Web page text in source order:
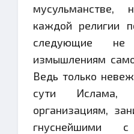
мусульманстве,
каждой религии
следующие
измышлениям
Ведь только
сути Ислама,
организациям,
гнуснейшими